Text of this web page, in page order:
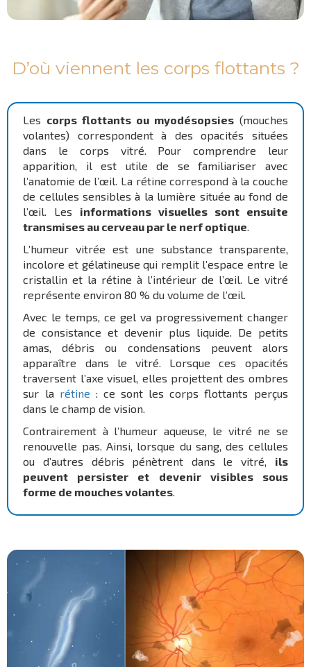
D’où viennent les corps flottants ?
Les corps flottants ou myodésopsies(mouches
volantes) correspondent à des opacités situées
dans le corps vitré. Pour comprendre leur
apparition, il est utile de se familiariser avec
l’anatomie de l’œil. La rétine correspond à la couche
de cellules sensibles à la lumière située au fond de
l’œil. Les informations visuelles sont ensuite
transmises au cerveau par le nerf optique
L’humeur vitrée est une substance transparente,
incolore et gélatineuse qui remplit l’espace entre le
cristallin et la rétine à l’intérieur de l’œil. Le vitré
représente environ 80 % du volume de l’œil.
Avec le temps, ce gel va progressivement changer
de consistance et devenir plus liquide. De petits
amas, débris ou condensations peuvent alors
apparaître dans le vitré. Lorsque ces opacités
traversent l’axe visuel, elles projettent des ombres
sur la rétine : ce sont les corps flottants perçus
dans le champ de vision.
Contrairement à l’humeur aqueuse, le vitré ne se
renouvelle pas. Ainsi, lorsque du sang, des cellules
ou d’autres débris pénètrent dans le vitré, ils
peuvent persister et devenir visibles sous
forme de mouches volantes